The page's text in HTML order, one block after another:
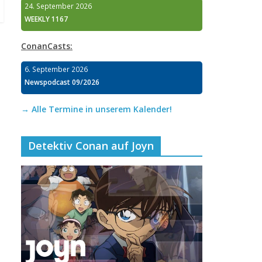
24. September 2026
WEEKLY 1167
ConanCasts:
6. September 2026
Newspodcast 09/2026
→ Alle Termine in unserem Kalender!
Detektiv Conan auf Joyn